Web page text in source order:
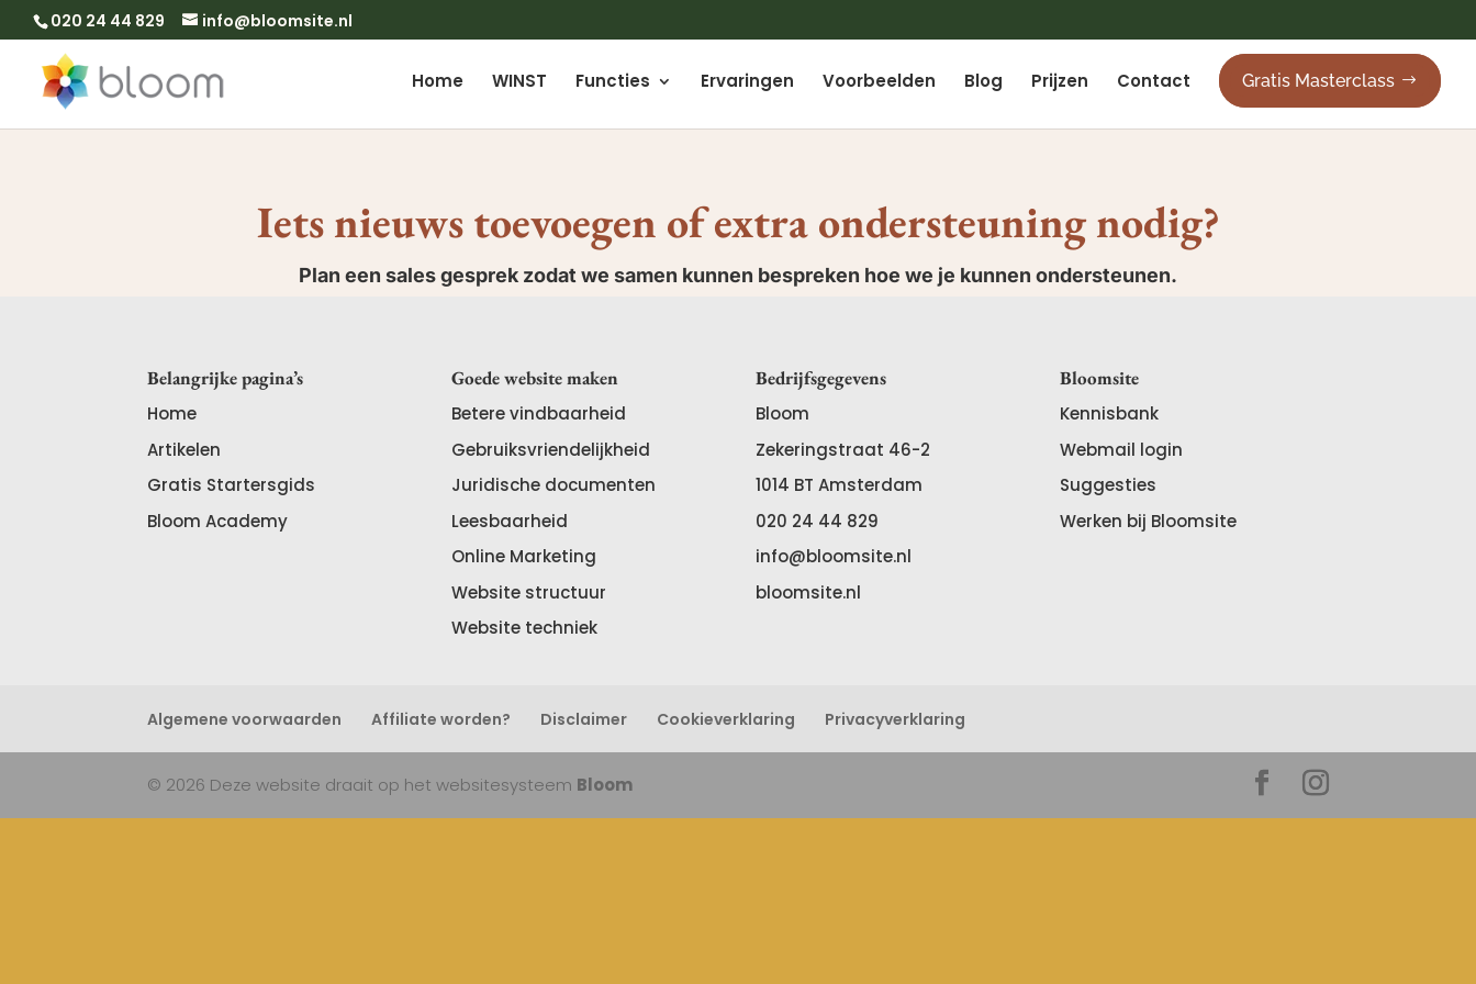
020 24 44 829 info@bloomsite.nl
Home WINST Functies Ervaringen Voorbeelden Blog Prijzen Contact Gratis Masterclass
Iets nieuws toevoegen of extra ondersteuning nodig?
Plan een sales gesprek zodat we samen kunnen bespreken hoe we je kunnen ondersteunen.
Belangrijke pagina’s
Home
Artikelen
Gratis Startersgids
Bloom Academy
Goede website maken
Betere vindbaarheid
Gebruiksvriendelijkheid
Juridische documenten
Leesbaarheid
Online Marketing
Website structuur
Website techniek
Bedrijfsgegevens
Bloom
Zekeringstraat 46-2
1014 BT Amsterdam
020 24 44 829
info@bloomsite.nl
bloomsite.nl
Bloomsite
Kennisbank
Webmail login
Suggesties
Werken bij Bloomsite
Algemene voorwaarden Affiliate worden? Disclaimer Cookieverklaring Privacyverklaring
© 2026 Deze website draait op het websitesysteem Bloom